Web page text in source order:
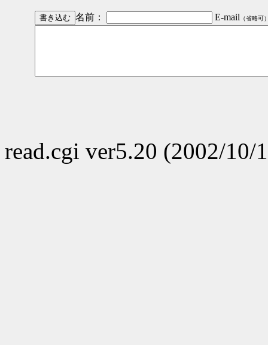
名前： E-mail （省略可
read.cgi ver5.20 (2002/10/